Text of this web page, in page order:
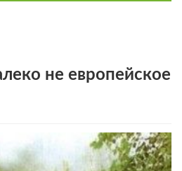
не европейское